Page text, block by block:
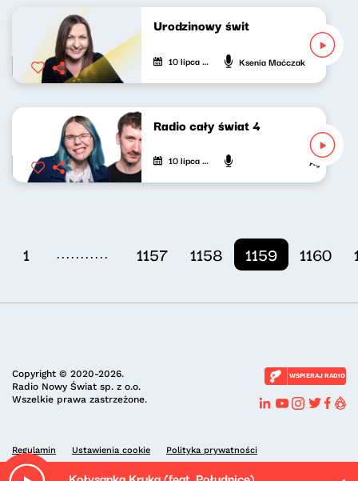
Urodzinowy świt
10 lipca 2022 Ksenia Maćczak
Radio cały świat 4
10 lipca 2022 Agnieszka
1 ........... 1157 1158 1159 1160
Copyright © 2020-2026.
Radio Nowy Świat sp. z o.o.
Wszelkie prawa zastrzeżone.
WSPIERAJ RADIO
Regulamin Ustawienia cookie Polityka prywatności